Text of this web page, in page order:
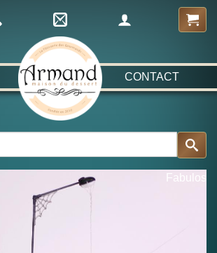
CONTACT
Fabulos